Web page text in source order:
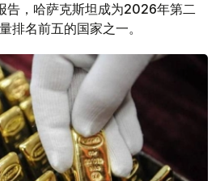
告，哈萨克斯坦成为2026年第二
排名前五的国家之一。